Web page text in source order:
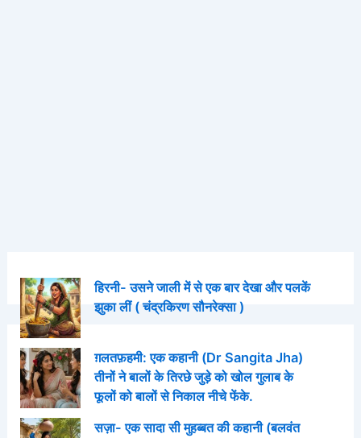
हिरनी- उसने जाली में से एक बार देखा और पलकें
झुका लीं ( चंद्रकिरण सौनरेक्सा )
ग़लतफ़हमी: एक कहानी (Dr Sangita Jha)
तीनों ने बालों के तिरछे जुड़े को खोल गुलाब के
फूलों को बालों से निकाल नीचे फेंके.
सज़ा- एक सादा सी मुहब्बत की कहानी (बलवंत